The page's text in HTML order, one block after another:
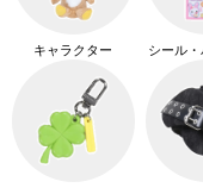
キャラクター シール